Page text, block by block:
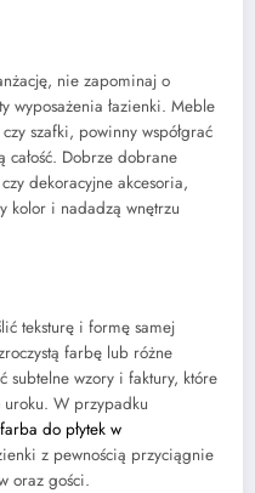
nie zapominaj o
wyposażenia łazienki. Meble
szafki, powinny współgrać
całość. Dobrze dobrane
dekoracyjne akcesoria,
kolor i nadadzą wnętrzu
teksturę i formę samej
farbę lub różne
subtelne wzory i faktury, które
uroku. W przypadku
farba do płytek w
z pewnością przyciągnie
oraz gości.